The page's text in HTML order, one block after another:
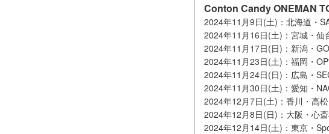
Conton Candy ONEMAN
2024年11月9日(土)：北海道・
2024年11月16日(土)：宮城・仙
2024年11月17日(日)：新潟・
2024年11月23日(土)：福岡・
2024年11月24日(日)：広島・
2024年11月30日(土)：愛知・
2024年12月7日(土)：香川・高
2024年12月8日(日)：大阪・心
2024年12月14日(土)：東京・